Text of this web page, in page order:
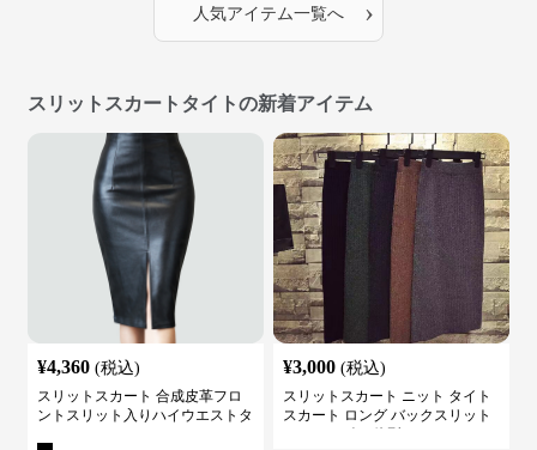
人気アイテム一覧へ ›
スリットスカートタイトの新着アイテム
¥4,360 (税込)
スリットスカート 合成皮革フロ
ントスリット入りハイウエストタ
¥3,000 (税込)
スリットスカート ニット タイト
スカート ロング バックスリット